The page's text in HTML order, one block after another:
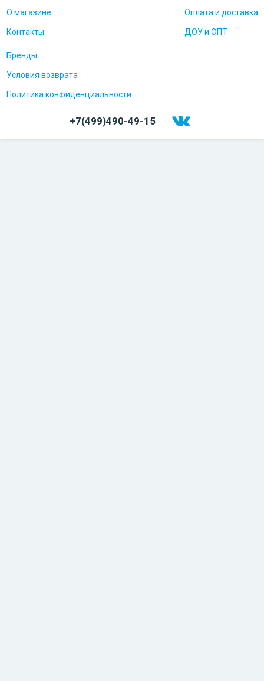
О магазине
Контакты
Оплата и доставка
ДОУ и ОПТ
Бренды
Условия возврата
Политика конфиденциальности
+7(499)490-49-15